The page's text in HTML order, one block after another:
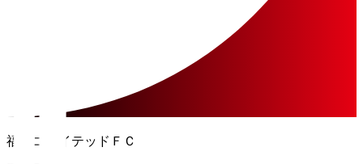
福島ユナイテッドＦＣ